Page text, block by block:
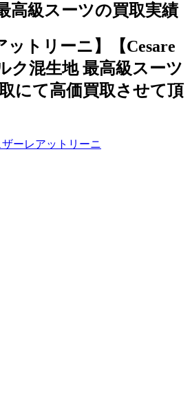
高級スーツの買取実績
ットリーニ】【Cesare
ク混生地 最高級スーツ
にて高価買取させて頂
ーレアットリーニ